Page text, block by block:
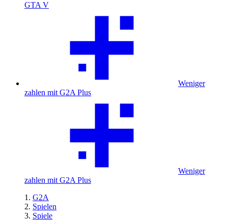
GTA V
Weniger
zahlen mit G2A Plus
Weniger
zahlen mit G2A Plus
G2A
Spielen
Spiele